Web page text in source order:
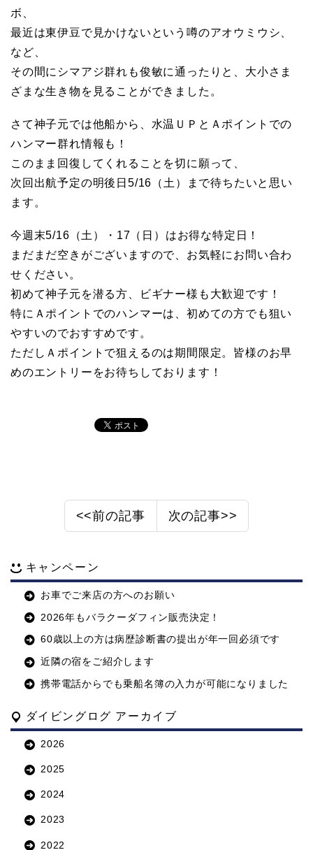
ボ、
最近は東伊豆で見かけないという噂のアオウミウシ、
など、
その間にシマアジ群れも俊敏に通ったりと、大小さま
ざまな生き物を見ることができました。
さて神子元では他船から、水温ＵＰとＡポイントでの
ハンマー群れ情報も！
このまま回復してくれることを切に願って、
次回出航予定の明後日5/16（土）まで待ちたいと思い
ます。
今週末5/16（土）・17（日）はお得な特定日！
まだまだ空きがございますので、お気軽にお問い合わ
せください。
初めて神子元を潜る方、ビギナー様も大歓迎です！
特にＡポイントでのハンマーは、初めての方でも狙い
やすいのでおすすめです。
ただしＡポイントで狙えるのは期間限定。皆様のお早
めのエントリーをお待ちしております！
<<前の記事 次の記事>>
キャンペーン
お車でご来店の方へのお願い
2026年もバラクーダフィン販売決定！
60歳以上の方は病歴診断書の提出が年一回必須です
近隣の宿をご紹介します
携帯電話からでも乗船名簿の入力が可能になりました
ダイビングログ アーカイブ
2026
2025
2024
2023
2022